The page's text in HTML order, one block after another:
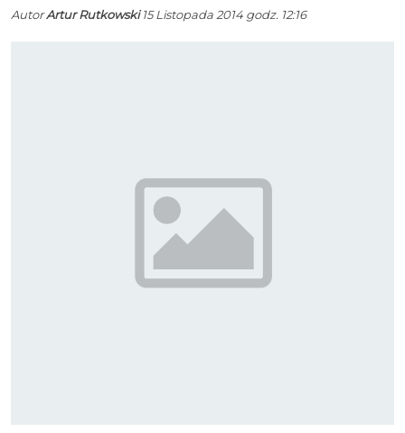
AutorArtur Rutkowski15 Listopada 2014 godz. 12:16